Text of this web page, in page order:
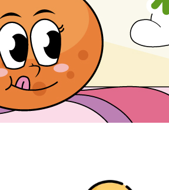
台灣茶
咖啡
花果茶飲
加工飲品
花卉
加工生活用品
原民特區
農會商品